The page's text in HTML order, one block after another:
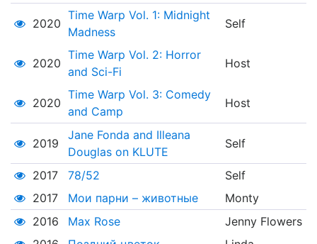
2020
Time Warp Vol. 1: Midnight
Madness
Self
2020
Time Warp Vol. 2: Horror
and Sci-Fi
Host
2020
Time Warp Vol. 3: Comedy
and Camp
Host
2019
Jane Fonda and Illeana
Douglas on KLUTE
Self
2017 78/52
Self
2017
Мои парни – животные
Monty
2016
Max Rose
Jenny Flowers